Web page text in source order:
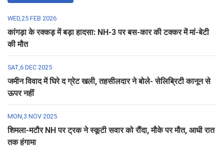
WED,25 FEB 2026
कांगड़ा के रक्कड़ में बड़ा हादसा: NH-3 पर बस-कार की टक्कर में मां-बेटी
की मौत
SAT,6 DEC 2025
जमीन विवाद में घिरे द ग्रेट खली, तहसीलदार ने बोले- सेलिब्रिटी कानून से
ऊपर नहीं
MON,3 NOV 2025
शिमला-मटौर NH पर ट्रक ने स्कूटी सवार को रौंदा, मौके पर मौत, आधी रात
तक हंगामा